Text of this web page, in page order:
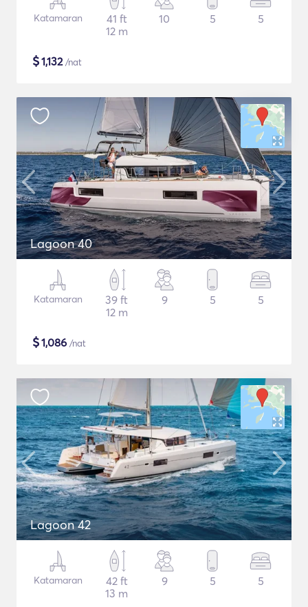
Katamaran
41 ft
12 m
10 5 5
$1,132/nat
Lagoon 40
Katamaran
39 ft
12 m
9 5 5
$1,086 /nat
Lagoon 42
Katamaran
42 ft
13 m
9 5 5